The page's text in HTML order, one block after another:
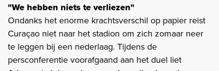
"We hebben niets te verliezen"
Ondanks het enorme krachtsverschil op papier reist
Curaçao niet naar het stadion om zich zomaar neer
te leggen bij een nederlaag. Tijdens de
persconferentie voorafgaand aan het duel liet